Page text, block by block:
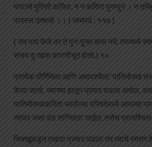
पापञ्चे पुरिसो कयिरा, न नं कयिरा पुनप्पुनं । न
पापस्स उच्चयो ।। ( धम्मपदं : ११७ )
( जर पाप केले तर ते पुनःपुन्हा करू नये. त्यामध्ये
संचय दुःखास कारणीभूत होतो.) १०
प्रत्येक पौर्णिमेला आणि अमावश्येला ‘पातिमोक्ख
केला जातो. ज्याच्या हातून प्रमाद घडला असेल,
पातिमोक्खाकरिता भरलेल्या परिषदेमध्ये आपल्या
त्यावर जसा दंड सांगितला जाईल, तसेच
भिक्खूकडून एखादा प्रमाद घडला तर त्याचे स्मरण